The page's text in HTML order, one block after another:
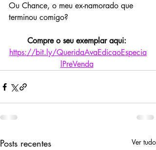
Ou Chance, o meu ex-namorado que
terminou comigo?
Compre o seu exemplar aqui:
https://bit.ly/QueridaAvaEdicaoEspecia
lPreVenda
Posts recentes Ver tudo